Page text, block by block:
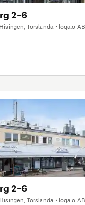
2-6
Torslanda • loqalo AB
2-6
Torslanda • loqalo AB